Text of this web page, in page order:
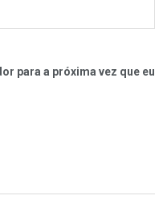
para a próxima vez que eu